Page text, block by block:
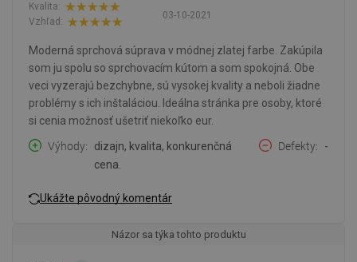
03-10-2021
Kvalita:
Vzhľad:
Moderná sprchová súprava v módnej zlatej farbe. Zakúpila
som ju spolu so sprchovacím kútom a som spokojná. Obe
veci vyzerajú bezchybne, sú vysokej kvality a neboli žiadne
problémy s ich inštaláciou. Ideálna stránka pre osoby, ktoré
si cenia možnosť ušetriť niekoľko eur.
Výhody
dizajn, kvalita, konkurenčná
cena.
Defekty -
Ukážte pôvodný komentár
Názor sa týka tohto produktu